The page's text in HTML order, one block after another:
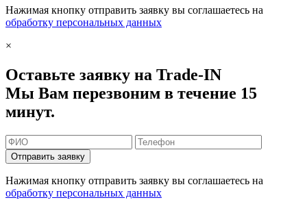
Нажимая кнопку отправить заявку вы соглашаетесь на
обработку персональных данных
×
Оставьте заявку на Trade-IN
Мы Вам перезвоним в течение 15
минут.
Отправить заявку
Нажимая кнопку отправить заявку вы соглашаетесь на
обработку персональных данных